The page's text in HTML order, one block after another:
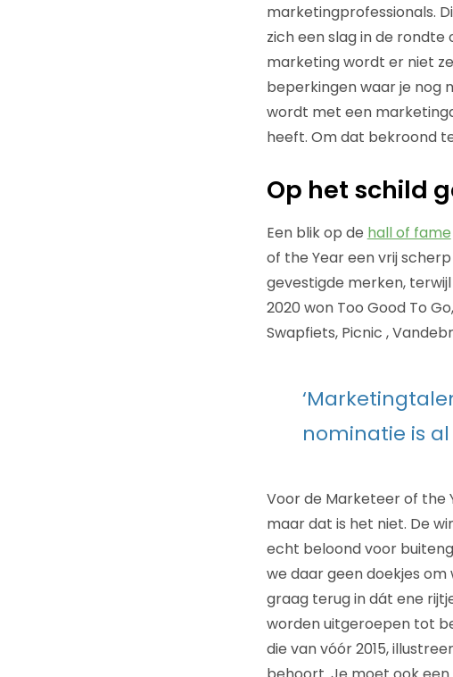
marketingprofessionals.
zich een slag in de
marketing wordt er niet
beperkingen waar je nog
wordt met een
heeft. Om dat bekroond
Op het schild
Een blik op de hall of fame
of the Year een vrij
gevestigde merken,
2020 won Too Good To
Swapfiets, Picnic ,
nominatie is al
Voor de Marketeer of the
maar dat is het niet. De
echt beloond voor
we daar geen doekjes
graag terug in dát ene
worden uitgeroepen tot
die van vóór 2015,